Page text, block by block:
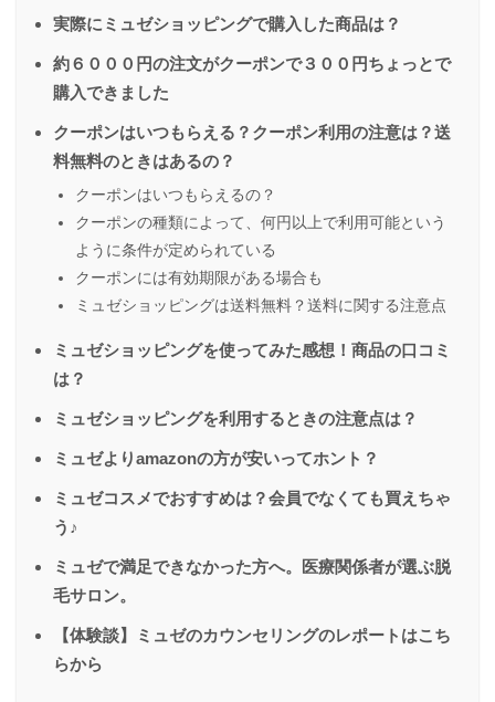
実際にミュゼショッピングで購入した商品は？
約６０００円の注文がクーポンで３００円ちょっとで
購入できました
クーポンはいつもらえる？クーポン利用の注意は？送
料無料のときはあるの？
クーポンはいつもらえるの？
クーポンの種類によって、何円以上で利用可能という
ように条件が定められている
クーポンには有効期限がある場合も
ミュゼショッピングは送料無料？送料に関する注意点
ミュゼショッピングを使ってみた感想！商品の口コミ
は？
ミュゼショッピングを利用するときの注意点は？
ミュゼよりamazonの方が安いってホント？
ミュゼコスメでおすすめは？会員でなくても買えちゃ
う♪
ミュゼで満足できなかった方へ。医療関係者が選ぶ脱
毛サロン。
【体験談】ミュゼのカウンセリングのレポートはこち
らから